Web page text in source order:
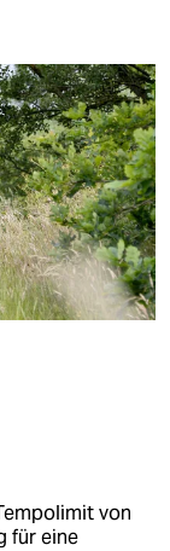
von
für eine